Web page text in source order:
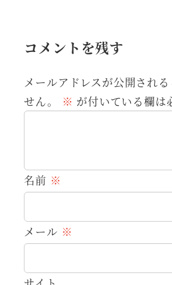
コメントを残す
メールアドレスが公開され
せん。
※ が付いている欄は
名前 ※
メール ※